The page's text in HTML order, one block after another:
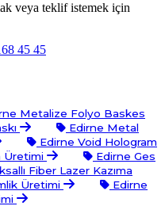
veya teklif istemek için
45 45
Metalize Folyo Baskes
Edirne Metal
Edirne Void Hologram
Üretimi
Edirne Ges
Fiber Lazer Kazıma
Üretimi
Edirne